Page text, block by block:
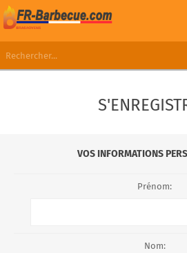
VOS INFORMATIONS
Prénom:
Nom: